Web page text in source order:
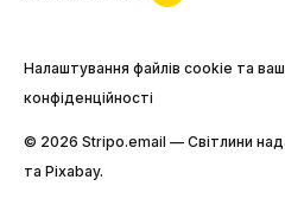
Налаштування файлів cookie та ваш
конфіденційності
© 2026 Stripо.email — Світлини
та Pixabay.